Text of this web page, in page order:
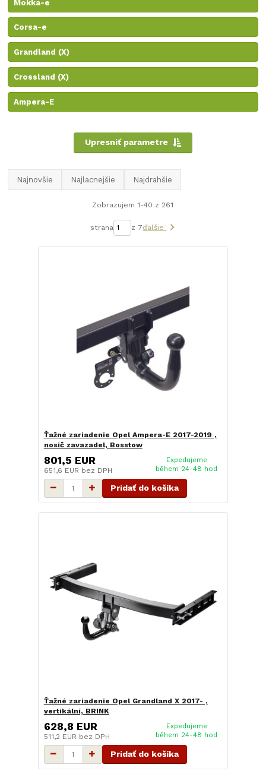
Mokka-e
Corsa-e
Grandland (X)
Crossland (X)
Ampera-E
Upresniť parametre
Najnovšie Najlacnejšie Najdrahšie
Zobrazujem 1-40 z 261
strana z 7ďalšie
Ťažné zariadenie Opel Ampera-E 2017-2019 ,
nosič zavazadel, Bosstow
801,5 EUR
651,6 EUR bez DPH
Expedujeme
během 24-48 hod
Pridať do košíka
Ťažné zariadenie Opel Grandland X 2017- ,
vertikální, BRINK
628,8 EUR
511,2 EUR bez DPH
Expedujeme
během 24-48 hod
Pridať do košíka